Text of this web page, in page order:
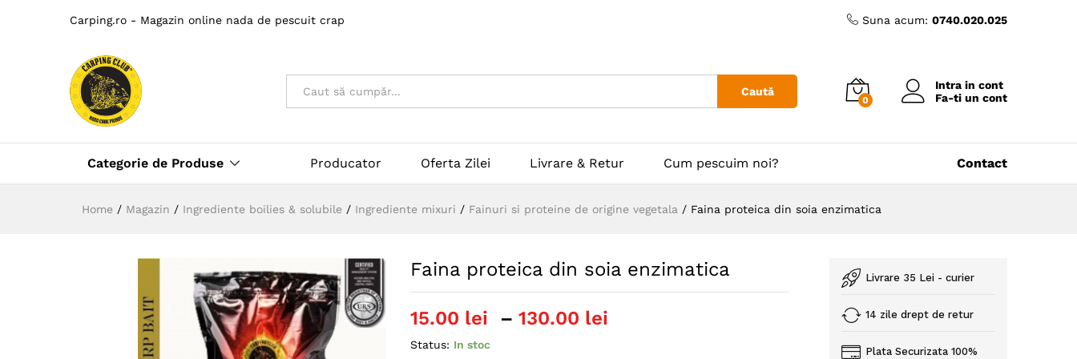
Carping.ro - Magazin online nada de pescuit crap Suna acum: 0740.020.025
Toate Caută
0
Intra in cont
Fa-ti un cont
Categorie de Produse Producator Oferta Zilei Livrare & Retur Cum pescuim noi? Contact
Home / Magazin / Ingrediente boilies & solubile / Ingrediente mixuri / Fainuri si proteine de origine vegetala / Faina proteica din soia enzimatica
Faina proteica din soia enzimatica
15.00 lei – 130.00 lei
Status: In stoc
Livrare 35 Lei - curier
14 zile drept de retur
Plata Securizata 100%